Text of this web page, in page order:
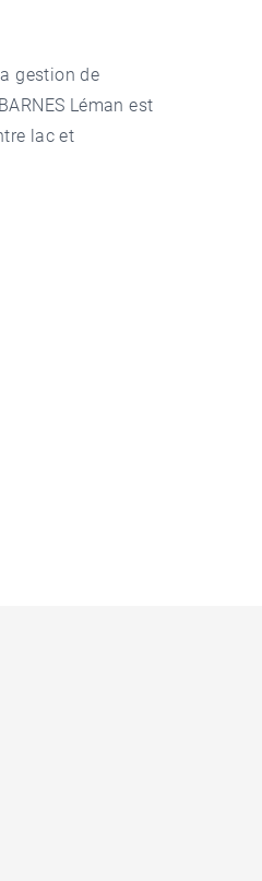
gestion de
BARNES Léman est
lac et